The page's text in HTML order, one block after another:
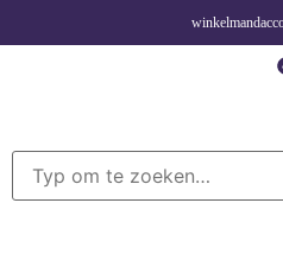
winkelmand